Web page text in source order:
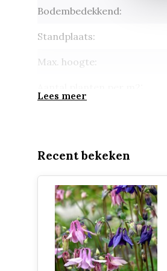
Bodembedekkend:
Standplaats:
Max. hoogte:
Lees meer
Recent bekeken